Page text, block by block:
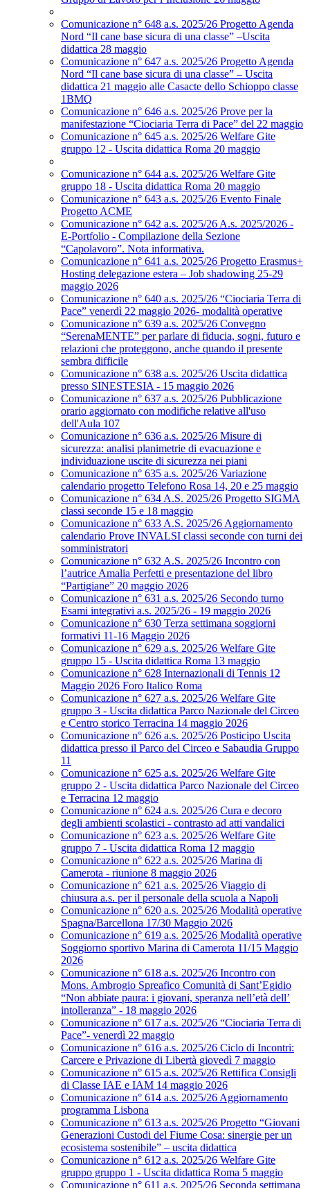
Comunicazione n° 648 a.s. 2025/26 Progetto Agenda
Nord “Il cane base sicura di una classe” –Uscita
didattica 28 maggio
Comunicazione n° 647 a.s. 2025/26 Progetto Agenda
Nord “Il cane base sicura di una classe” – Uscita
didattica 21 maggio alle Casacte dello Schioppo classe
1BMQ
Comunicazione n° 646 a.s. 2025/26 Prove per la
manifestazione “Ciociaria Terra di Pace” del 22 maggio
Comunicazione n° 645 a.s. 2025/26 Welfare Gite
gruppo 12 - Uscita didattica Roma 20 maggio
Comunicazione n° 644 a.s. 2025/26 Welfare Gite
gruppo 18 - Uscita didattica Roma 20 maggio
Comunicazione n° 643 a.s. 2025/26 Evento Finale
Progetto ACME
Comunicazione n° 642 a.s. 2025/26 A.s. 2025/2026 -
E-Portfolio - Compilazione della Sezione
“Capolavoro”. Nota informativa.
Comunicazione n° 641 a.s. 2025/26 Progetto Erasmus+
Hosting delegazione estera – Job shadowing 25-29
maggio 2026
Comunicazione n° 640 a.s. 2025/26 “Ciociaria Terra di
Pace” venerdì 22 maggio 2026- modalità operative
Comunicazione n° 639 a.s. 2025/26 Convegno
“SerenaMENTE” per parlare di fiducia, sogni, futuro e
relazioni che proteggono, anche quando il presente
sembra difficile
Comunicazione n° 638 a.s. 2025/26 Uscita didattica
presso SINESTESIA - 15 maggio 2026
Comunicazione n° 637 a.s. 2025/26 Pubblicazione
orario aggiornato con modifiche relative all'uso
dell'Aula 107
Comunicazione n° 636 a.s. 2025/26 Misure di
sicurezza: analisi planimetrie di evacuazione e
individuazione uscite di sicurezza nei piani
Comunicazione n° 635 a.s. 2025/26 Variazione
calendario progetto Telefono Rosa 14, 20 e 25 maggio
Comunicazione n° 634 A.S. 2025/26 Progetto SIGMA
classi seconde 15 e 18 maggio
Comunicazione n° 633 A.S. 2025/26 Aggiornamento
calendario Prove INVALSI classi seconde con turni dei
somministratori
Comunicazione n° 632 A.S. 2025/26 Incontro con
l’autrice Amalia Perfetti e presentazione del libro
“Partigiane” 20 maggio 2026
Comunicazione n° 631 a.s. 2025/26 Secondo turno
Esami integrativi a.s. 2025/26 - 19 maggio 2026
Comunicazione n° 630 Terza settimana soggiorni
formativi 11-16 Maggio 2026
Comunicazione n° 629 a.s. 2025/26 Welfare Gite
gruppo 15 - Uscita didattica Roma 13 maggio
Comunicazione n° 628 Internazionali di Tennis 12
Maggio 2026 Foro Italico Roma
Comunicazione n° 627 a.s. 2025/26 Welfare Gite
gruppo 3 - Uscita didattica Parco Nazionale del Circeo
e Centro storico Terracina 14 maggio 2026
Comunicazione n° 626 a.s. 2025/26 Posticipo Uscita
didattica presso il Parco del Circeo e Sabaudia Gruppo
11
Comunicazione n° 625 a.s. 2025/26 Welfare Gite
gruppo 2 - Uscita didattica Parco Nazionale del Circeo
e Terracina 12 maggio
Comunicazione n° 624 a.s. 2025/26 Cura e decoro
degli ambienti scolastici - contrasto ad atti vandalici
Comunicazione n° 623 a.s. 2025/26 Welfare Gite
gruppo 7 - Uscita didattica Roma 12 maggio
Comunicazione n° 622 a.s. 2025/26 Marina di
Camerota - riunione 8 maggio 2026
Comunicazione n° 621 a.s. 2025/26 Viaggio di
chiusura a.s. per il personale della scuola a Napoli
Comunicazione n° 620 a.s. 2025/26 Modalità operative
Spagna/Barcellona 17/30 Maggio 2026
Comunicazione n° 619 a.s. 2025/26 Modalità operative
Soggiorno sportivo Marina di Camerota 11/15 Maggio
2026
Comunicazione n° 618 a.s. 2025/26 Incontro con
Mons. Ambrogio Spreafico Comunità di Sant’Egidio
“Non abbiate paura: i giovani, speranza nell’età dell’
intolleranza” - 18 maggio 2026
Comunicazione n° 617 a.s. 2025/26 “Ciociaria Terra di
Pace”- venerdì 22 maggio
Comunicazione n° 616 a.s. 2025/26 Ciclo di Incontri:
Carcere e Privazione di Libertà giovedì 7 maggio
Comunicazione n° 615 a.s. 2025/26 Rettifica Consigli
di Classe IAE e IAM 14 maggio 2026
Comunicazione n° 614 a.s. 2025/26 Aggiornamento
programma Lisbona
Comunicazione n° 613 a.s. 2025/26 Progetto “Giovani
Generazioni Custodi del Fiume Cosa: sinergie per un
ecosistema sostenibile” – uscita didattica
Comunicazione n° 612 a.s. 2025/26 Welfare Gite
gruppo gruppo 1 - Uscita didattica Roma 5 maggio
Comunicazione n° 611 a.s. 2025/26 Seconda settimana